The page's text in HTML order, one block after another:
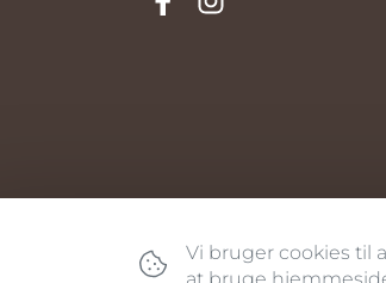
Vi bruger cookies til